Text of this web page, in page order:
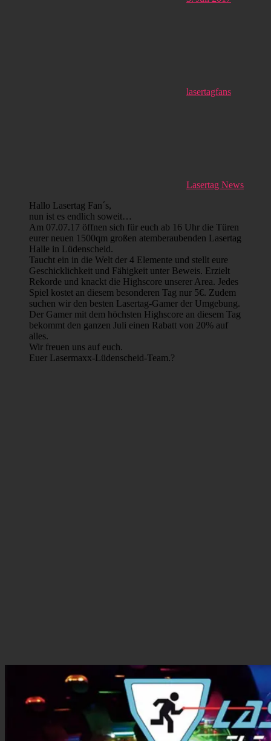
lasertagfans
Lasertag News
Hallo Lasertag Fan´s,
nun ist es endlich soweit…
Am 07.07.17 öffnen sich für euch ab 16 Uhr die Türen
eurer neuen 1500qm großen atemberaubenden Lasertag
Halle in Lüdenscheid.
Taucht ein in die Welt der 4 Elemente und stellt eure
Geschicklichkeit und Fähigkeit unter Beweis. Erzielt
Rekorde und knackt die Highscore unserer Area. Jedes
Spiel kostet an diesem besonderen Tag nur 5€. Zudem
suchen wir den besten Lasertag-Gamer der Umgebung.
Der Gamer mit dem höchsten Highscore an diesem Tag
bekommt den ganzen Juli einen Rabatt von 20% auf
alles.
Wir freuen uns auf euch.
Euer Lasermaxx-Lüdenscheid-Team.?